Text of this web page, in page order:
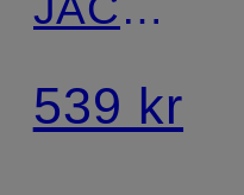
×
Frankrig
539 kr